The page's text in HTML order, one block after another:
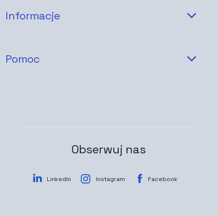
Informacje
Pomoc
Obserwuj nas
LinkedIn Instagram Facebook